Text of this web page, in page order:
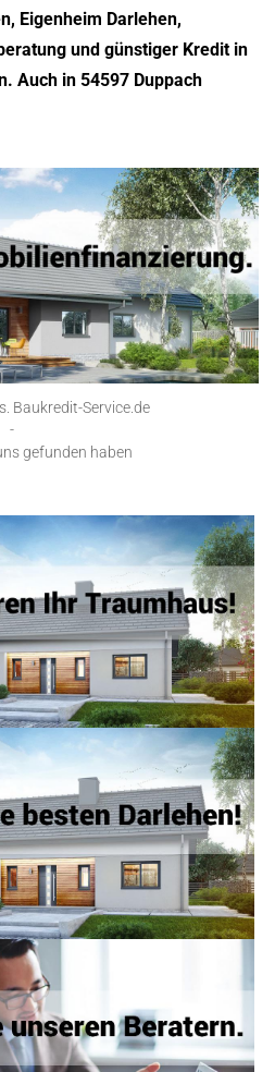
Eigenheim Darlehen,
und günstiger Kredit in
Auch in 54597 Duppach
Baukredit-Service.de
-
gefunden haben